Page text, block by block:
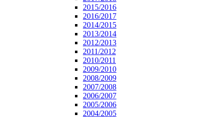
2015/2016
2016/2017
2014/2015
2013/2014
2012/2013
2011/2012
2010/2011
2009/2010
2008/2009
2007/2008
2006/2007
2005/2006
2004/2005